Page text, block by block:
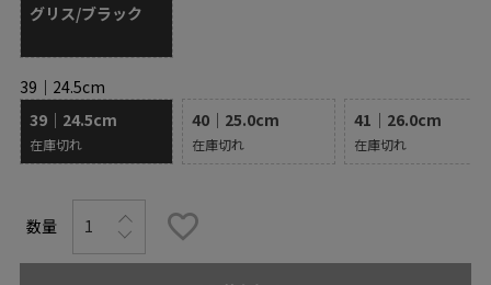
39｜24.5cm
39｜24.5cm
在庫切れ
40｜25.0cm
在庫切れ
41｜26.0cm
在庫切れ
グリス/ブラック